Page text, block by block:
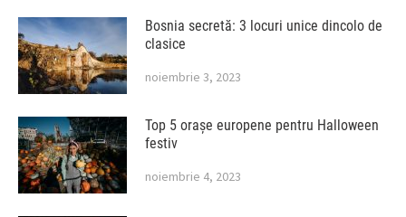
Bosnia secretă: 3 locuri unice dincolo de
clasice
noiembrie 3, 2023
Top 5 orașe europene pentru Halloween
festiv
noiembrie 4, 2023